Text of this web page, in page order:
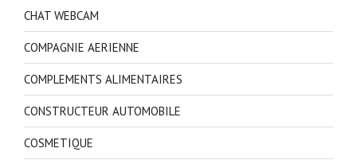
CHAT WEBCAM
COMPAGNIE AERIENNE
COMPLEMENTS ALIMENTAIRES
CONSTRUCTEUR AUTOMOBILE
COSMETIQUE